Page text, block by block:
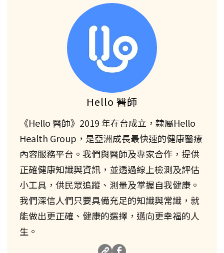
Hello 醫師
《Hello 醫師》2019 年在台成立，隸屬Hello
Health Group，是亞洲成長最快速的健康醫療
內容服務平台。我們與醫師及專家合作，提供
正確健康知識與資訊，並透過線上檢測及評估
小工具，供民眾追蹤、測量及掌握自我健康。
我們深信人們只要具備充足的知識與常識，就
能做出更正確、健康的選擇，邁向更幸福的人
生。